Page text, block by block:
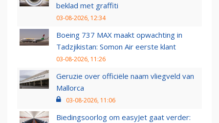
beklad met graffiti
03-08-2026, 12:34
Boeing 737 MAX maakt opwachting in
Tadzjikistan: Somon Air eerste klant
03-08-2026, 11:26
Geruzie over officiële naam vliegveld van
Mallorca
03-08-2026, 11:06
Biedingsoorlog om easyJet gaat verder: